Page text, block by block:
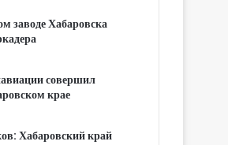
заводе Хабаровска
совершил
крае
Хабаровский край